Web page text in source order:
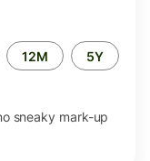
12M 5Y
sneaky mark-up